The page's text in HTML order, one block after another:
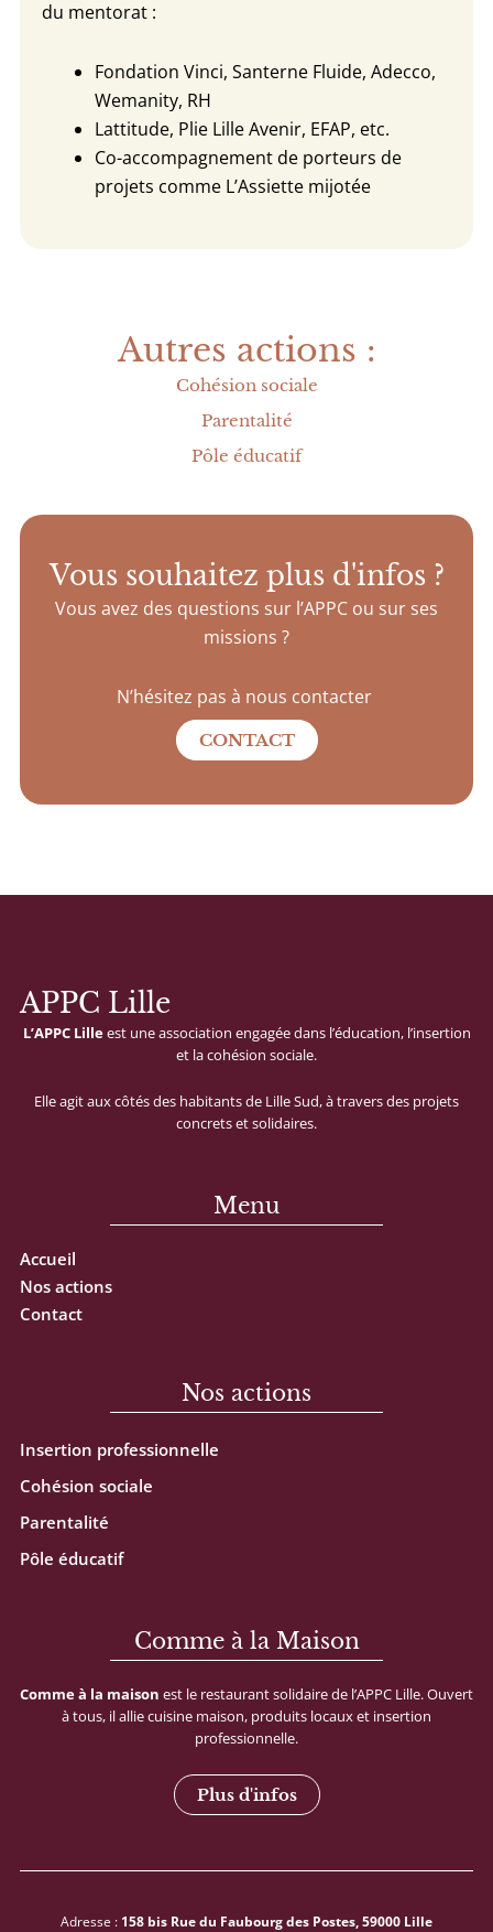
du mentorat :
Fondation Vinci, Santerne Fluide, Adecco,
Wemanity, RH
Lattitude, Plie Lille Avenir, EFAP, etc.
Co-accompagnement de porteurs de
projets comme L’Assiette mijotée
Autres actions :
Cohésion sociale
Parentalité
Pôle éducatif
Vous souhaitez plus d'infos ?
Vous avez des questions sur l’APPC ou sur ses
missions ?
N’hésitez pas à nous contacter
CONTACT
APPC Lille
L’APPC Lilleest uneassociation engagéedans l’éducation, l’insertion
et lacohésion sociale.
Elleagitauxcôtésdes habitantsde LilleSud,àtraversdes projets
concretsetsolidaires.
Menu
Accueil
Nos actions
Contact
Nos actions
Insertion professionnelle
Cohésion sociale
Parentalité
Pôle éducatif
Comme à la Maison
Commeà la maison est le restaurantsolidairede l’APPC Lille.Ouvert
àtous, ilalliecuisine maison, produits locauxet insertion
professionnelle.
Plus d'infos
Adresse : 158 bis Rue du Faubourg des Postes, 59000 Lille